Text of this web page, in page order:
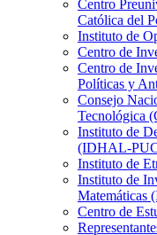
Centro
Católica del
Instituto de
Centro de
Centro de
Políticas y
Consejo
Tecnológica
Instituto de
(IDHAL-
Instituto de
Instituto de
Matemáticas
Centro de